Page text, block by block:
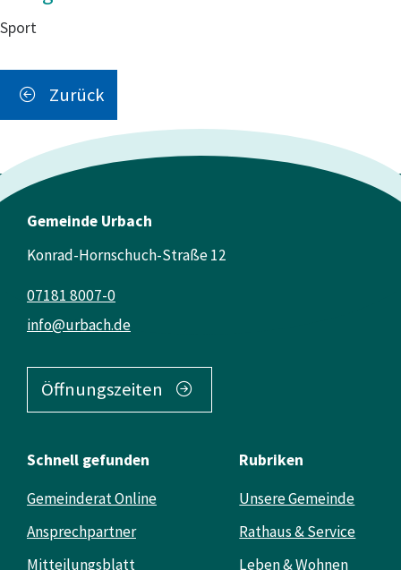
Sport
Zurück
Gemeinde Urbach
Konrad-Hornschuch-Straße 12
info@urbach.de
07181 8007-0
Öffnungszeiten
Schnell gefunden
Gemeinderat Online
Ansprechpartner
Mitteilungsblatt
Rubriken
Unsere Gemeinde
Rathaus & Service
Leben & Wohnen